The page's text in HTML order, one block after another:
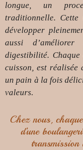
longue, un
traditionnelle. Cette
développer
aussi
digestibilité.
cuisson, est
un pain à la fois
valeurs.
Chez nous,
d’une
transmission